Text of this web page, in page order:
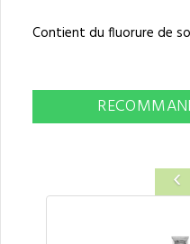
Contient du fluorure de
‹